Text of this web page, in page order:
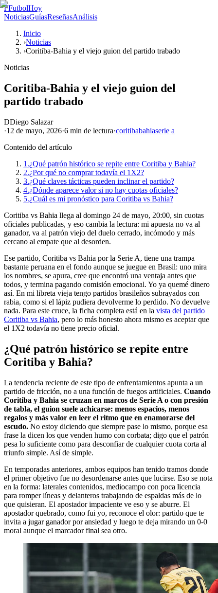
FFutbolHoy
NoticiasGuíasReseñasAnálisis
Inicio
›Noticias
›Coritiba-Bahia y el viejo guion del partido trabado
Noticias
Coritiba-Bahia y el viejo guion del
partido trabado
DDiego Salazar
·12 de mayo, 2026·6 min de lectura·coritibabahiaserie a
Contenido del artículo
1.¿Qué patrón histórico se repite entre Coritiba y Bahia?
2.¿Por qué no comprar todavía el 1X2?
3.¿Qué claves tácticas pueden inclinar el partido?
4.¿Dónde aparece valor si no hay cuotas oficiales?
5.¿Cuál es mi pronóstico para Coritiba vs Bahia?
Coritiba vs Bahia llega al domingo 24 de mayo, 20:00, sin cuotas
oficiales publicadas, y eso cambia la lectura: mi apuesta no va al
ganador, va al patrón viejo del duelo cerrado, incómodo y más
cercano al empate que al desorden.
Ese partido, Coritiba vs Bahia por la Serie A, tiene una trampa
bastante peruana en el fondo aunque se juegue en Brasil: uno mira
los nombres, se apura, cree que encontró una ventaja antes que
todos, y termina pagando comisión emocional. Yo ya quemé dinero
así. En mi libreta vieja tengo partidos brasileños subrayados con
rabia, como si el lápiz pudiera devolverme lo perdido. No devuelve
nada. Para este cruce, la ficha completa está en la vista del partido
Coritiba vs Bahia, pero lo más honesto ahora mismo es aceptar que
el 1X2 todavía no tiene precio oficial.
¿Qué patrón histórico se repite entre
Coritiba y Bahia?
La tendencia reciente de este tipo de enfrentamientos apunta a un
partido de fricción, no a una función de fuegos artificiales. Cuando
Coritiba y Bahia se cruzan en marcos de Serie A o con presión
de tabla, el guion suele achicarse: menos espacios, menos
regalos y más valor en leer el ritmo que en enamorarse del
escudo. No estoy diciendo que siempre pase lo mismo, porque esa
frase la dicen los que venden humo con corbata; digo que el patrón
pesa lo suficiente como para desconfiar de cualquier cuota corta al
triunfo simple. Así de simple.
En temporadas anteriores, ambos equipos han tenido tramos donde
el primer objetivo fue no desordenarse antes que lucirse. Eso se nota
en la forma: laterales contenidos, mediocampo con poca licencia
para romper líneas y delanteros trabajando de espaldas más de lo
que quisieran. El apostador impaciente ve eso y se aburre. El
apostador quebrado, como fui yo, reconoce el olor: partido que te
invita a jugar ganador por ansiedad y luego te deja mirando un 0-0
moral aunque el marcador final sea otro.